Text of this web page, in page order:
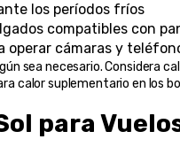
los períodos fríos
compatibles con
operar cámaras y
sea necesario. Considera
calor suplementario en los
para